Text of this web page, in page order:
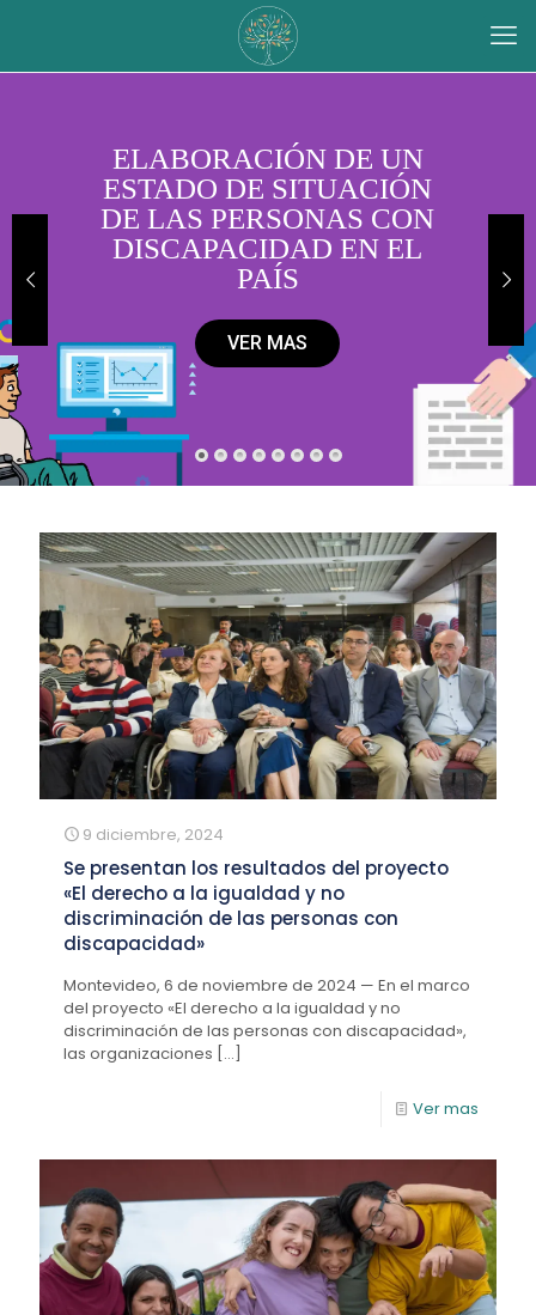
ELABORACIÓN DE UN
ESTADO DE SITUACIÓN
DE LAS PERSONAS CON
DISCAPACIDAD EN EL
PAÍS
VER MAS
9 diciembre, 2024
Se presentan los resultados del proyecto
«El derecho a la igualdad y no
discriminación de las personas con
discapacidad»
Montevideo, 6 de noviembre de 2024 — En el marco
del proyecto «El derecho a la igualdad y no
discriminación de las personas con discapacidad»,
las organizaciones […]
Ver mas